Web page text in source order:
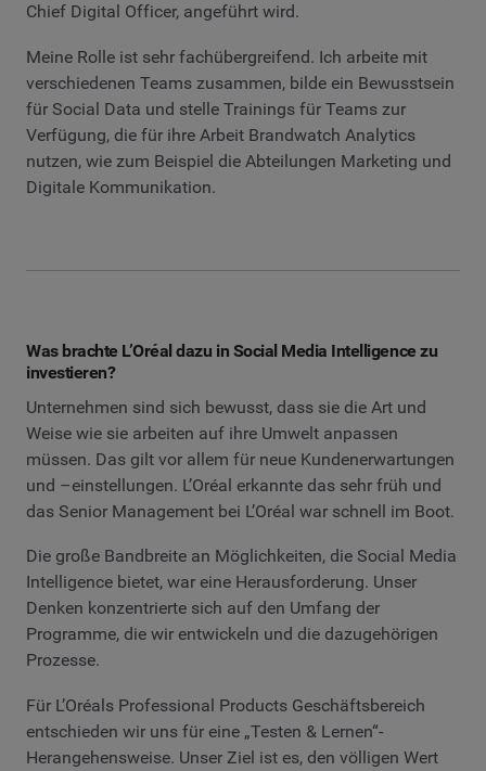
Chief Digital Officer, angeführt wird.
Meine Rolle ist sehr fachübergreifend. Ich arbeite mit
verschiedenen Teams zusammen, bilde ein Bewusstsein
für Social Data und stelle Trainings für Teams zur
Verfügung, die für ihre Arbeit Brandwatch Analytics
nutzen, wie zum Beispiel die Abteilungen Marketing und
Digitale Kommunikation.
Was brachte L’Oréal dazu in Social Media Intelligence zu
investieren?
Unternehmen sind sich bewusst, dass sie die Art und
Weise wie sie arbeiten auf ihre Umwelt anpassen
müssen. Das gilt vor allem für neue Kundenerwartungen
und –einstellungen. L’Oréal erkannte das sehr früh und
das Senior Management bei L’Oréal war schnell im Boot.
Die große Bandbreite an Möglichkeiten, die Social Media
Intelligence bietet, war eine Herausforderung. Unser
Denken konzentrierte sich auf den Umfang der
Programme, die wir entwickeln und die dazugehörigen
Prozesse.
Für L’Oréals Professional Products Geschäftsbereich
entschieden wir uns für eine „Testen & Lernen“-
Herangehensweise. Unser Ziel ist es, den völligen Wert